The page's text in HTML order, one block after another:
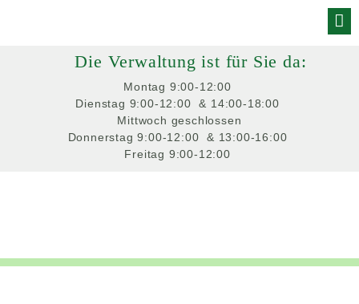
Die Verwaltung ist für Sie da:
Montag 9:00-12:00
Dienstag 9:00-12:00
& 14:00-18:00
Mittwoch geschlossen
Donnerstag 9:00-12:00
& 13:00-16:00
Freitag 9:00-12:00